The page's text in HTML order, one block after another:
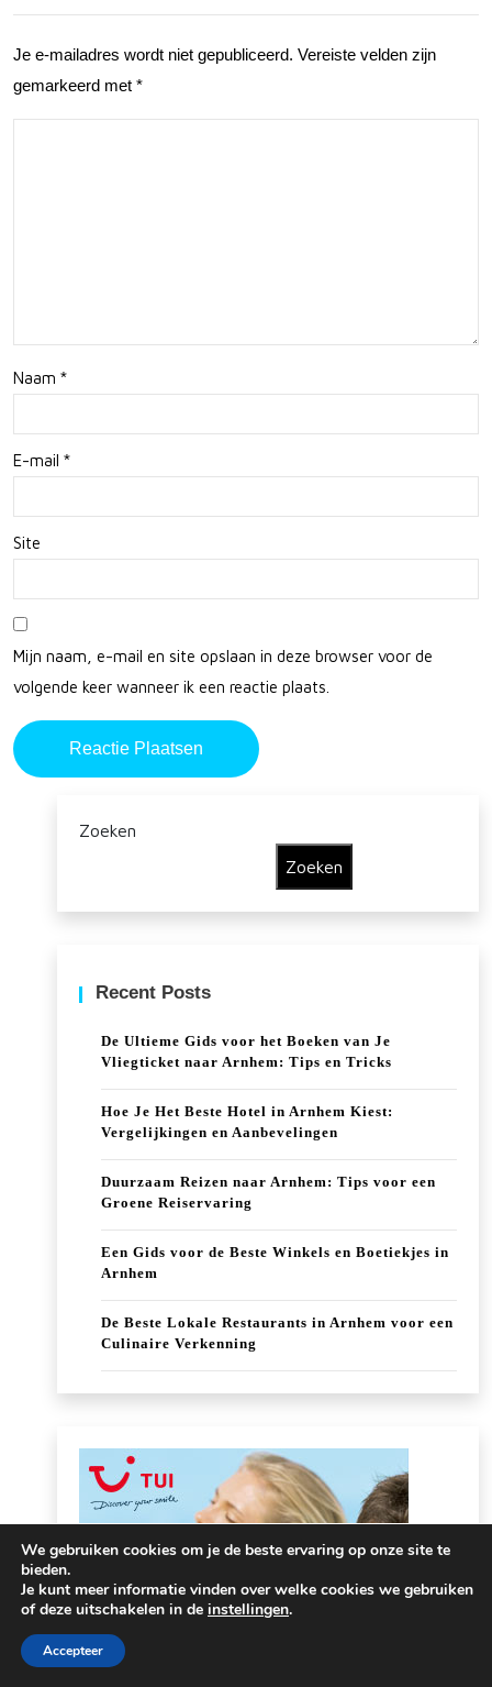
Tou
Zaa
am:
esu
Je e-mailadres wordt niet gepubliceerd. Vereiste velden zijn
gemarkeerd met *
Naam *
E-mail *
Site
Mijn naam, e-mail en site opslaan in deze browser voor de
volgende keer wanneer ik een reactie plaats.
Zoeken
Zoeken
Recent Posts
De Ultieme Gids voor het Boeken van Je
Vliegticket naar Arnhem: Tips en Tricks
Hoe Je Het Beste Hotel in Arnhem Kiest:
Vergelijkingen en Aanbevelingen
Duurzaam Reizen naar Arnhem: Tips voor een
Groene Reiservaring
Een Gids voor de Beste Winkels en Boetiekjes in
Arnhem
De Beste Lokale Restaurants in Arnhem voor een
Culinaire Verkenning
We gebruiken cookies om je de beste ervaring op onze site te
bieden.
Je kunt meer informatie vinden over welke cookies we gebruiken
of deze uitschakelen in de instellingen.
Accepteer